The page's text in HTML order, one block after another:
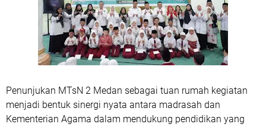
Penunjukan MTsN 2 Medan sebagai tuan rumah kegiatan
menjadi bentuk sinergi nyata antara madrasah dan
Kementerian Agama dalam mendukung pendidikan yang